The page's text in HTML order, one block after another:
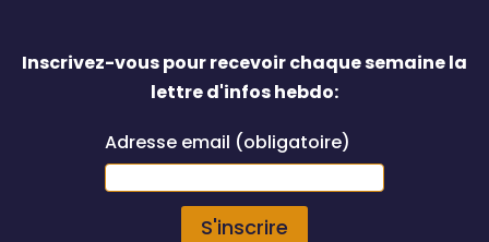
Inscrivez-vous pour recevoir chaque semaine la
lettre d'infos hebdo:
Adresse email (obligatoire)